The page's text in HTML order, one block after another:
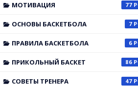
МОТИВАЦИЯ 77
ОСНОВЫ БАСКЕТБОЛА 7
ПРАВИЛА БАСКЕТБОЛА 6
ПРИКОЛЬНЫЙ БАСКЕТ 86
СОВЕТЫ ТРЕНЕРА 47